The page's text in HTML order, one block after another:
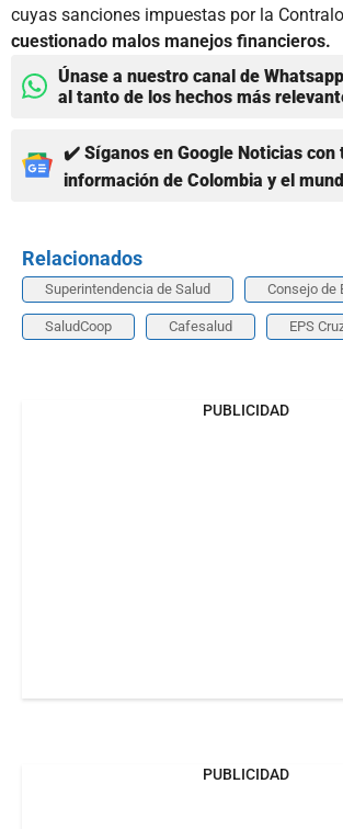
cuyas sanciones impuestas por la
cuestionado malos manejos financieros.
Únase a nuestro canal de
al tanto de los hechos más
✔️ Síganos en Google Noticias con
información de Colombia y el
Relacionados
Superintendencia de Salud Consejo de
SaludCoop Cafesalud EPS
PUBLICIDAD
PUBLICIDAD